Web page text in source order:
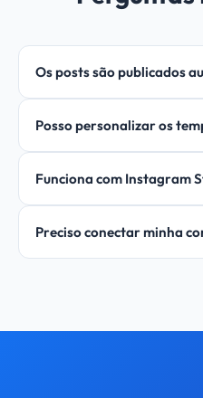
Os posts são publicados
Posso personalizar os
Funciona com Instagram
Preciso conectar minha